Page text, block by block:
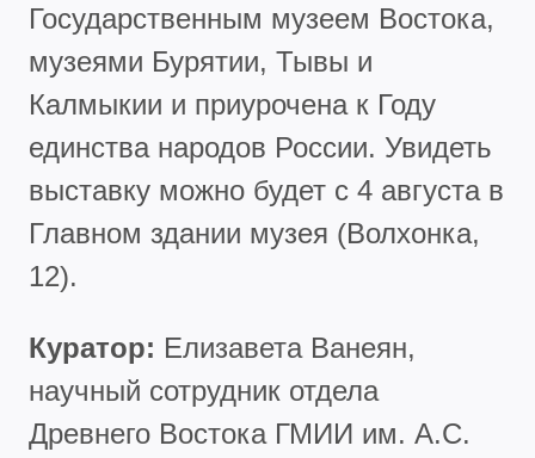
Государственным музеем Востока,
музеями Бурятии, Тывы и
Калмыкии и приурочена к Году
единства народов России. Увидеть
выставку можно будет с 4 августа в
Главном здании музея (Волхонка,
12).
Куратор: Елизавета Ванеян,
научный сотрудник отдела
Древнего Востока ГМИИ им. А.С.